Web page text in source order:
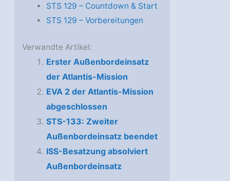
STS 129 – Countdown & Start
STS 129 – Vorbereitungen
Verwandte Artikel:
Erster Außenbordeinsatz
der Atlantis-Mission
EVA 2 der Atlantis-Mission
abgeschlossen
STS-133: Zweiter
Außenbordeinsatz beendet
ISS-Besatzung absolviert
Außenbordeinsatz